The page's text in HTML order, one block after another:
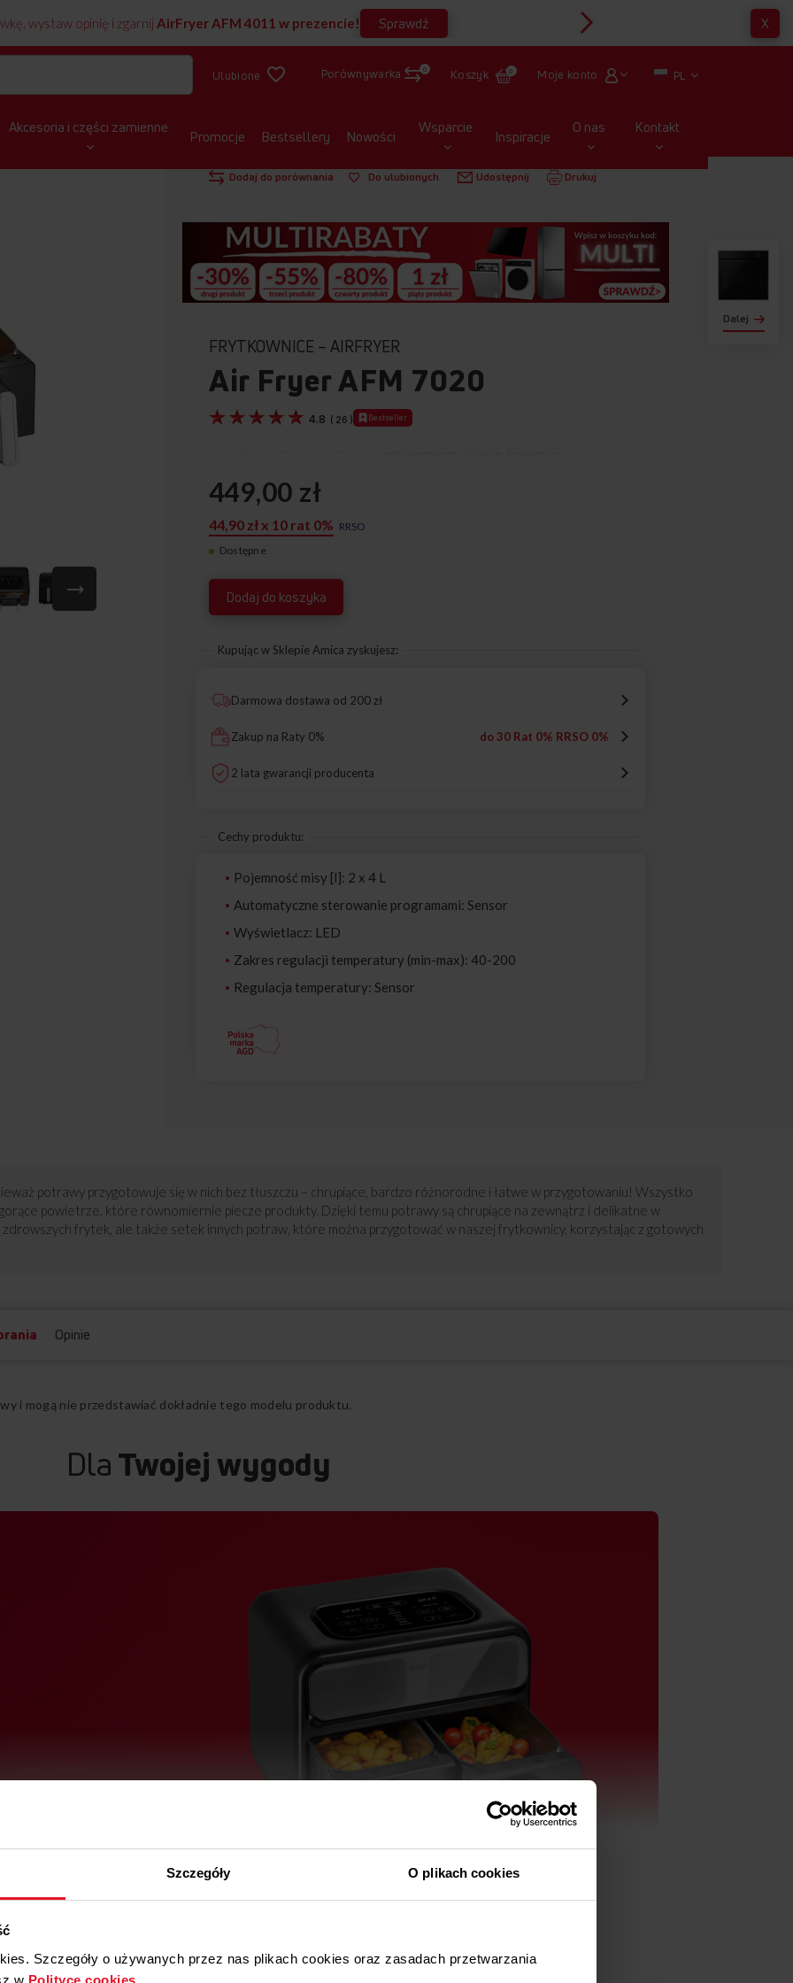
Szczegóły O plikach cookies
Szczegóły o używanych przez nas plikach cookies oraz zasadach przetwarzania
w Polityce cookies.
wystaw opinię i zgarnij AirFryer AFM 4011 w prezencie! Sprawdź X
Ulubione Porównywarka 0 Koszyk 0 Moje konto PL
Akcesoria i części zamienne Promocje Bestsellery Nowości Wsparcie Inspiracje O nas Kontakt
Dalej
STRONA GŁÓWNA MAŁE AGD KUCHENNE FRYTKOWNICE – AIRFRYER AIR FRYER AFM 7020
Dodaj do porównania Do ulubionych Udostępnij Drukuj
FRYTKOWNICE – AIRFRYER
Air Fryer AFM 7020
4.8 ( 26 ) Bestseller
449,00 zł
44,90 zł x 10 rat 0% RRSO
Dostępne
Dodaj do koszyka
Kupując w Sklepie Amica zyskujesz:
Darmowa dostawa od 200 zł
Zakup na Raty 0% do 30 Rat 0% RRSO 0%
2 lata gwarancji producenta
Cechy produktu:
Pojemność misy [l]: 2 x 4 L
Automatyczne sterowanie programami: Sensor
Wyświetlacz: LED
Zakres regulacji temperatury (min-max): 40-200
Regulacja temperatury: Sensor
potrawy przygotowuje się w nich bez tłuszczu – chrupiące, bardzo różnorodne i łatwe w przygotowaniu! Wszystko
powietrze, które równomiernie piecze produkty. Dzięki temu potrawy są chrupiące na zewnątrz i delikatne w
zdrowszych frytek, ale także setek innych potraw, które można przygotować w naszej frytkownicy, korzystając z gotowych
Opinie
i mogą nie przedstawiać dokładnie tego modelu produktu.
DlaTwojej wygody
- kontroluj
bez